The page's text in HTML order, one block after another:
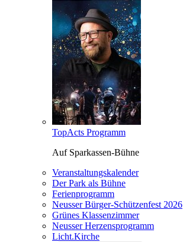
TopActs Programm
Auf Sparkassen-Bühne
Veranstaltungskalender
Der Park als Bühne
Ferienprogramm
Neusser Bürger-Schützenfest 2026
Grünes Klassenzimmer
Neusser Herzensprogramm
Licht.Kirche